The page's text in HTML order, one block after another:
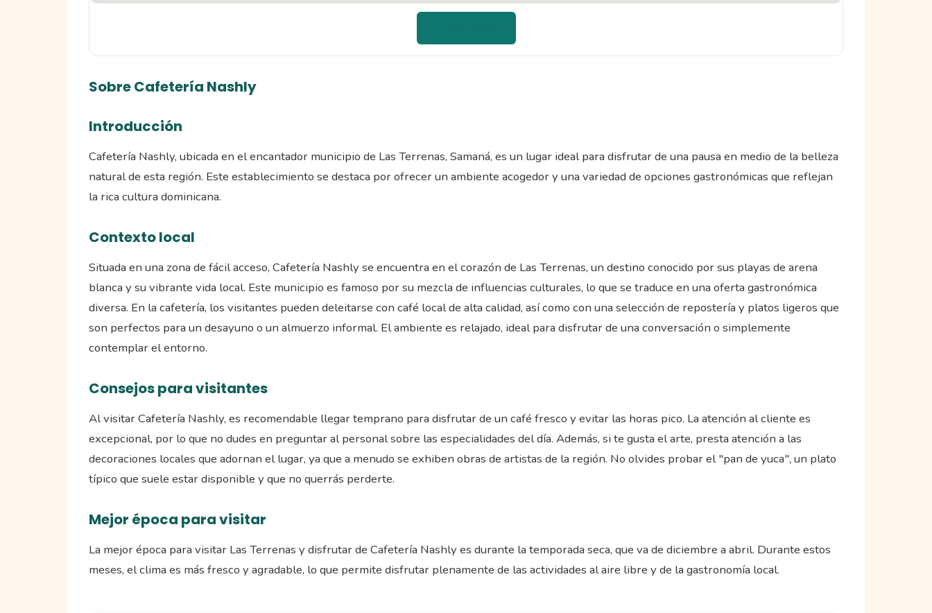
Sobre Cafetería Nashly
Introducción
Cafetería Nashly, ubicada en el encantador municipio de Las Terrenas, Samaná, es un lugar ideal para disfrutar de una pausa en medio de la belleza
natural de esta región. Este establecimiento se destaca por ofrecer un ambiente acogedor y una variedad de opciones gastronómicas que reflejan
la rica cultura dominicana.
Contexto local
Situada en una zona de fácil acceso, Cafetería Nashly se encuentra en el corazón de Las Terrenas, un destino conocido por sus playas de arena
blanca y su vibrante vida local. Este municipio es famoso por su mezcla de influencias culturales, lo que se traduce en una oferta gastronómica
diversa. En la cafetería, los visitantes pueden deleitarse con café local de alta calidad, así como con una selección de repostería y platos ligeros que
son perfectos para un desayuno o un almuerzo informal. El ambiente es relajado, ideal para disfrutar de una conversación o simplemente
contemplar el entorno.
Consejos para visitantes
Al visitar Cafetería Nashly, es recomendable llegar temprano para disfrutar de un café fresco y evitar las horas pico. La atención al cliente es
excepcional, por lo que no dudes en preguntar al personal sobre las especialidades del día. Además, si te gusta el arte, presta atención a las
decoraciones locales que adornan el lugar, ya que a menudo se exhiben obras de artistas de la región. No olvides probar el "pan de yuca", un plato
típico que suele estar disponible y que no querrás perderte.
Mejor época para visitar
La mejor época para visitar Las Terrenas y disfrutar de Cafetería Nashly es durante la temporada seca, que va de diciembre a abril. Durante estos
meses, el clima es más fresco y agradable, lo que permite disfrutar plenamente de las actividades al aire libre y de la gastronomía local.